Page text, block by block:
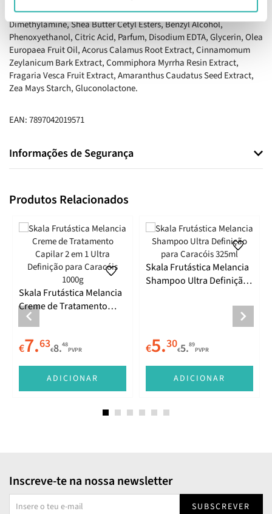
Aqua, Cetearyl Alcohol, Cetrimonium Chloride, Stearamidopropyl
Dimethylamine, Shea Butter Cetyl Esters, Benzyl Alcohol,
Phenoxyethanol, Citric Acid, Parfum, Disodium EDTA, Glycerin, Olea
Europaea Fruit Oil, Acorus Calamus Root Extract, Cinnamomum
Zeylanicum Bark Extract, Commiphora Myrrha Resin Extract,
Fragaria Vesca Fruit Extract, Amaranthus Caudatus Seed Extract,
Zea Mays Starch, Gluconolactone.
EAN: 7897042019571
Informações de Segurança
Produtos Relacionados
Skala Frutástica Melancia
Creme de Tratamento
Capilar 2 em 1 Ultra
1000g
€7.63€8.48
PVPR
ADICIONAR
Skala Frutástica Melancia
Shampoo Ultra Definição
€5.30€5.89
PVPR
ADICIONAR
Inscreve-te na nossa newsletter
SUBSCREVER